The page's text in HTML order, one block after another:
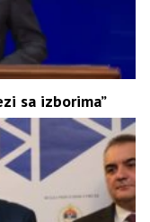
sa izborima”